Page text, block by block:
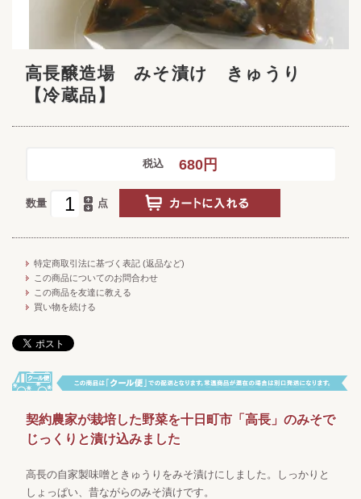
高長醸造場 みそ漬け きゅうり
【冷蔵品】
税込 680円
数量 点
特定商取引法に基づく表記 (返品など)
この商品についてのお問合わせ
この商品を友達に教える
買い物を続ける
契約農家が栽培した野菜を十日町市「高長」のみそで
じっくりと漬け込みました
高長の自家製味噌ときゅうりをみそ漬けにしました。しっかりと
しょっぱい、昔ながらのみそ漬けです。